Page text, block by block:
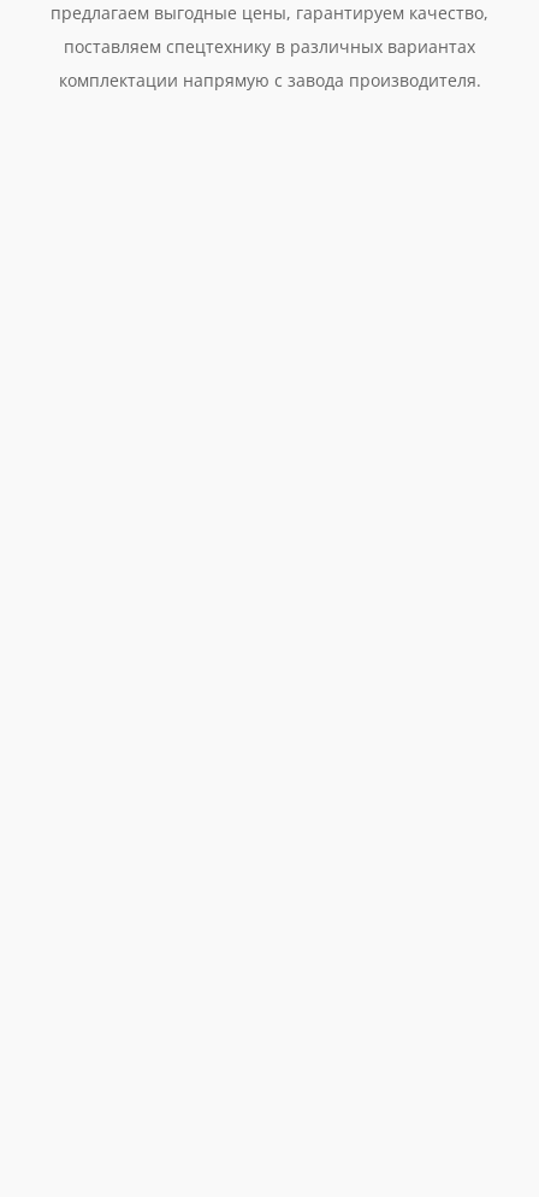
предлагаем выгодные цены, гарантируем качество,
поставляем спецтехнику в различных вариантах
комплектации напрямую с завода производителя.